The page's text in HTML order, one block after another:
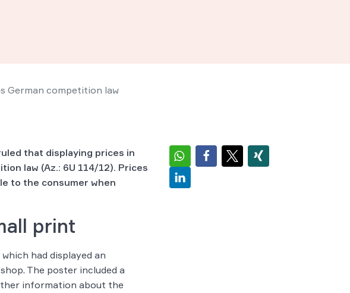
German competition law
that displaying prices in
law (Az.: 6U 114/12). Prices
to the consumer when
print
had displayed an
The poster included a
information about the